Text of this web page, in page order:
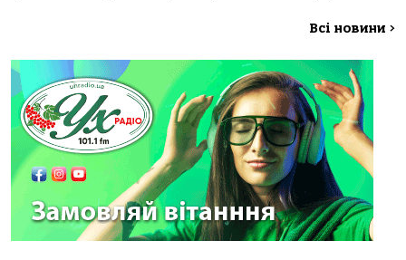
Всі новини >